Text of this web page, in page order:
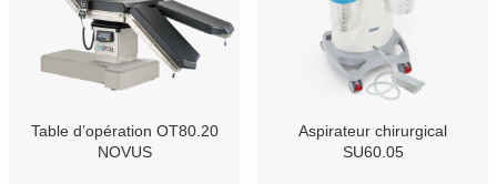
Table d’opération OT80.20
NOVUS
Aspirateur chirurgical
SU60.05